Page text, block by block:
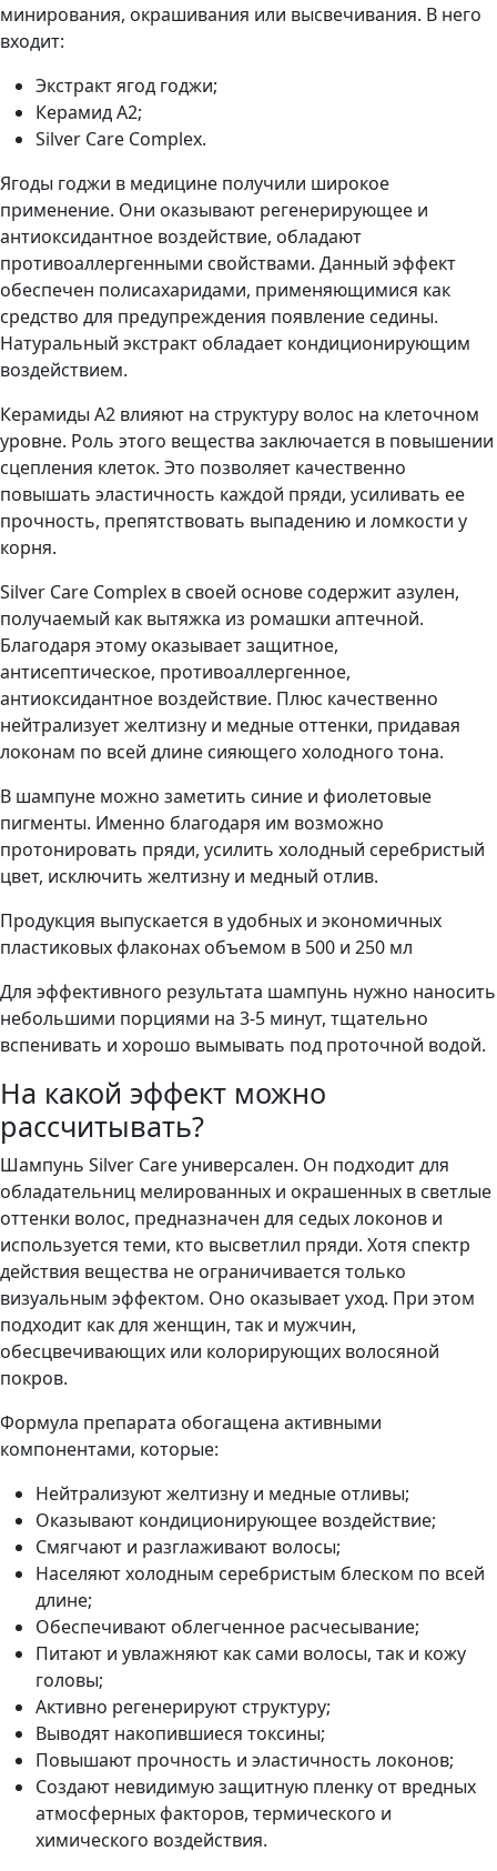
минирования, окрашивания или высвечивания. В него
входит:
Экстракт ягод годжи;
Керамид A2;
Silver Care Complex.
Ягоды годжи в медицине получили широкое
применение. Они оказывают регенерирующее и
антиоксидантное воздействие, обладают
противоаллергенными свойствами. Данный эффект
обеспечен полисахаридами, применяющимися как
средство для предупреждения появление седины.
Натуральный экстракт обладает кондиционирующим
воздействием.
Керамиды А2 влияют на структуру волос на клеточном
уровне. Роль этого вещества заключается в повышении
сцепления клеток. Это позволяет качественно
повышать эластичность каждой пряди, усиливать ее
прочность, препятствовать выпадению и ломкости у
корня.
Silver Care Complex в своей основе содержит азулен,
получаемый как вытяжка из ромашки аптечной.
Благодаря этому оказывает защитное,
антисептическое, противоаллергенное,
антиоксидантное воздействие. Плюс качественно
нейтрализует желтизну и медные оттенки, придавая
локонам по всей длине сияющего холодного тона.
В шампуне можно заметить синие и фиолетовые
пигменты. Именно благодаря им возможно
протонировать пряди, усилить холодный серебристый
цвет, исключить желтизну и медный отлив.
Продукция выпускается в удобных и экономичных
пластиковых флаконах объемом в 500 и 250 мл
Для эффективного результата шампунь нужно наносить
небольшими порциями на 3-5 минут, тщательно
вспенивать и хорошо вымывать под проточной водой.
На какой эффект можно
рассчитывать?
Шампунь Silver Care универсален. Он подходит для
обладательниц мелированных и окрашенных в светлые
оттенки волос, предназначен для седых локонов и
используется теми, кто высветлил пряди. Хотя спектр
действия вещества не ограничивается только
визуальным эффектом. Оно оказывает уход. При этом
подходит как для женщин, так и мужчин,
обесцвечивающих или колорирующих волосяной
покров.
Формула препарата обогащена активными
компонентами, которые:
Нейтрализуют желтизну и медные отливы;
Оказывают кондиционирующее воздействие;
Смягчают и разглаживают волосы;
Населяют холодным серебристым блеском по всей
длине;
Обеспечивают облегченное расчесывание;
Питают и увлажняют как сами волосы, так и кожу
головы;
Активно регенерируют структуру;
Выводят накопившиеся токсины;
Повышают прочность и эластичность локонов;
Создают невидимую защитную пленку от вредных
атмосферных факторов, термического и
химического воздействия.